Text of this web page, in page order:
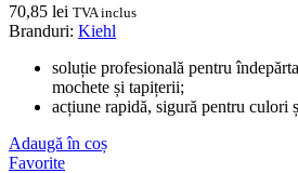
70,85 lei TVA inclus
Branduri: Kiehl
soluție profesională pentru
mochete și tapițerii;
acțiune rapidă, sigură pentru culori
Adaugă în coș
Favorite